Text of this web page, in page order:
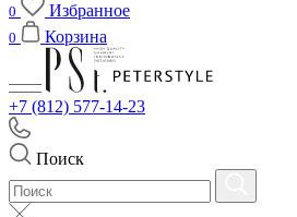
0 Избранное
0 Корзина
+7 (812) 577-14-23
Поиск